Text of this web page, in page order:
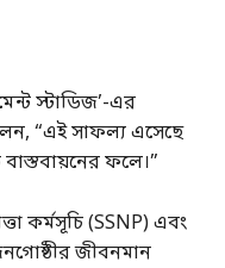
স্টাডিজ’-এর
“এই সাফল্য এসেছে
ফলে।”
কর্মসূচি (SSNP) এবং
জীবনমান